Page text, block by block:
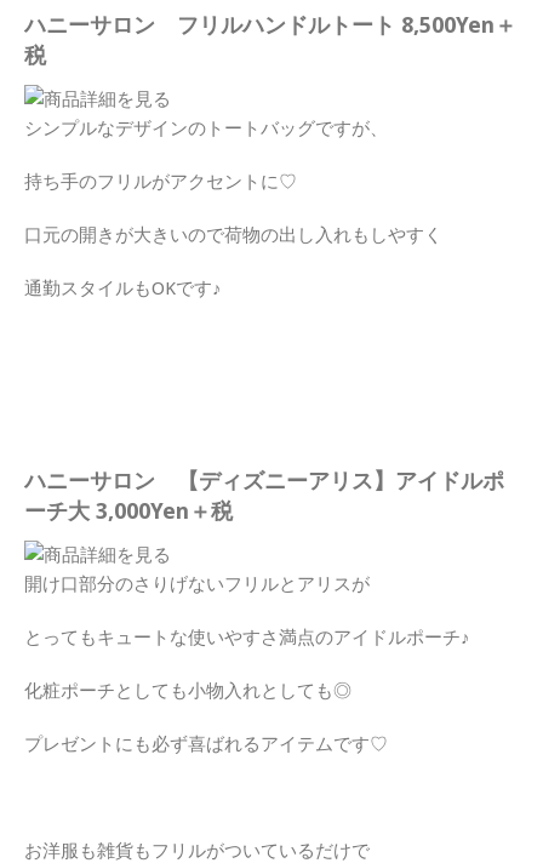
ハニーサロン フリルハンドルトート 8,500Yen＋
税
シンプルなデザインのトートバッグですが、
持ち手のフリルがアクセントに♡
口元の開きが大きいので荷物の出し入れもしやすく
通勤スタイルもOKです♪
ハニーサロン 【ディズニーアリス】アイドルポ
ーチ大 3,000Yen＋税
開け口部分のさりげないフリルとアリスが
とってもキュートな使いやすさ満点のアイドルポーチ♪
化粧ポーチとしても小物入れとしても◎
プレゼントにも必ず喜ばれるアイテムです♡
お洋服も雑貨もフリルがついているだけで